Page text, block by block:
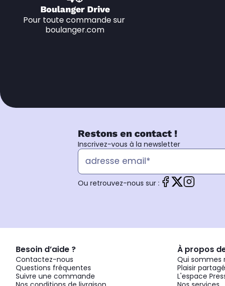
Boulanger Drive
Pour toute commande sur
boulanger.com
Restons en contact !
Inscrivez-vous à la newsletter
Ou retrouvez-nous sur :
Besoin d’aide ?
Contactez-nous
Questions fréquentes
Suivre une commande
À propos
Qui sommes
Plaisir partagé
L'espace